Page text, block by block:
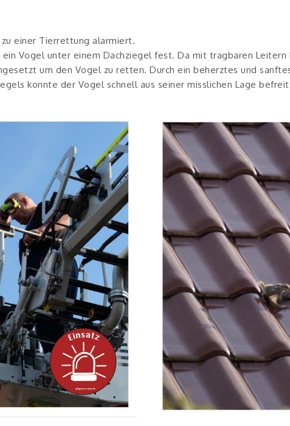
einer Tierrettung alarmiert.
Vogel unter einem Dachziegel fest. Da mit tragbaren Leitern
um den Vogel zu retten. Durch ein beherztes und
konnte der Vogel schnell aus seiner misslichen Lage